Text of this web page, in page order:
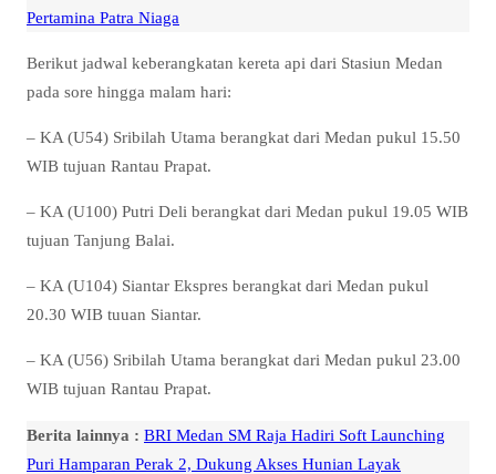
Pertamina Patra Niaga
Berikut jadwal keberangkatan kereta api dari Stasiun Medan
pada sore hingga malam hari:
– KA (U54) Sribilah Utama berangkat dari Medan pukul 15.50
WIB tujuan Rantau Prapat.
– KA (U100) Putri Deli berangkat dari Medan pukul 19.05 WIB
tujuan Tanjung Balai.
– KA (U104) Siantar Ekspres berangkat dari Medan pukul
20.30 WIB tuuan Siantar.
– KA (U56) Sribilah Utama berangkat dari Medan pukul 23.00
WIB tujuan Rantau Prapat.
Berita lainnya : BRI Medan SM Raja Hadiri Soft Launching
Puri Hamparan Perak 2, Dukung Akses Hunian Layak